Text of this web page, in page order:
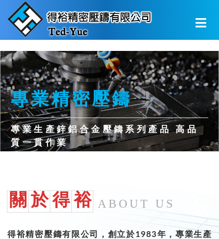
專業精密壓鑄
專業生產鋅鋁合金壓鑄系列產品 高品
質一貫作業
關 於 得 裕 ABOUT US
得裕精密壓鑄有限公司，創立於1983年，專業生產